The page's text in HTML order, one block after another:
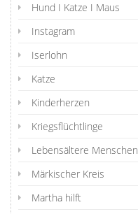
Hund I Katze I Maus
Instagram
Iserlohn
Katze
Kinderherzen
Kriegsflüchtlinge
Lebensältere Menschen
Märkischer Kreis
Martha hilft